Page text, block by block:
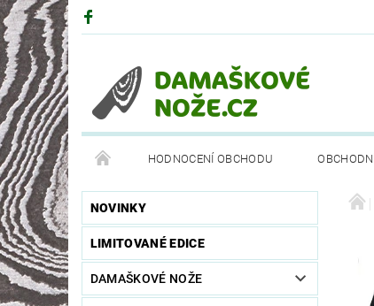
HODNOCENÍ OBCHODU
DRUHY OCELÍ
NOVINKY
LIMITOVANÉ EDICE
DAMAŠKOVÉ NOŽE